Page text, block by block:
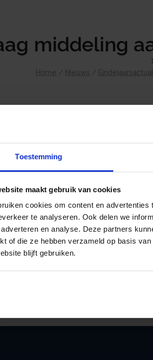
Toestemming
maakt gebruik van cookies
cookies om content en
te analyseren. Ook delen we
en analyse. Deze partners
of die ze hebben verzameld op basis
blijft gebruiken.
middeling
Home / Nieuws /
wisselende
regelen?
uit 10 op basis van
tussen
De
mogelijk